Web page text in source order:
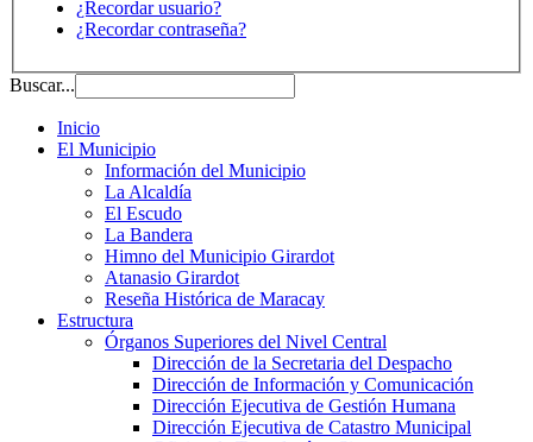
¿Recordar usuario?
¿Recordar contraseña?
Buscar...
Inicio
El Municipio
Información del Municipio
La Alcaldía
El Escudo
La Bandera
Himno del Municipio Girardot
Atanasio Girardot
Reseña Histórica de Maracay
Estructura
Órganos Superiores del Nivel Central
Dirección de la Secretaria del Despacho
Dirección de Información y Comunicación
Dirección Ejecutiva de Gestión Humana
Dirección Ejecutiva de Catastro Municipal